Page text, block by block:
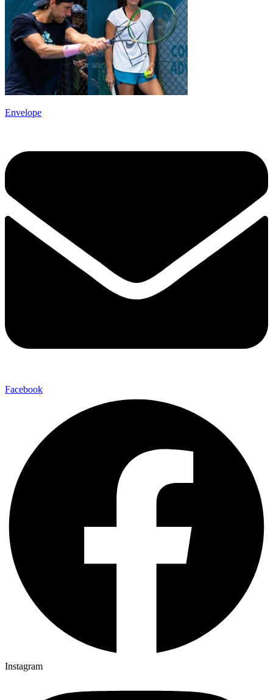
Envelope
Facebook
Instagram